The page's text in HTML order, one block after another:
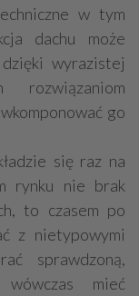
w tym
dachu może
wyrazistej
go
się raz na
rynku nie brak
to czasem po
z nietypowymi
sprawdzoną,
wówczas mieć